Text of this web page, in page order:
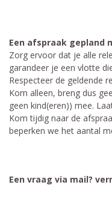
Een afspraak gepland
Zorg ervoor dat je alle
garandeer je een vlotte
Respecteer de geldende
Kom alleen, breng dus
geen kind(eren)) mee.
Kom tijdig naar de
beperken we het aantal
Een vraag via mail?